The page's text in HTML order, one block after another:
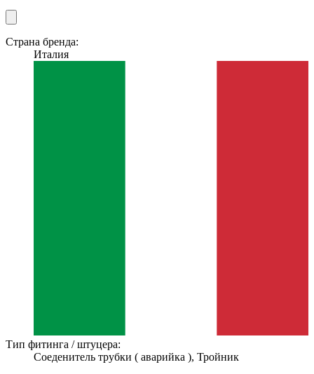
Страна бренда:
Италия
Тип фитинга / штуцера:
Соеденитель трубки ( аварийка ), Тройник